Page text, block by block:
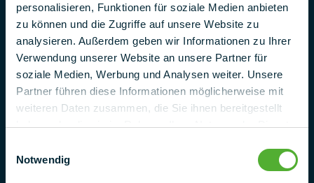
personalisieren, Funktionen für soziale Medien anbieten
zu können und die Zugriffe auf unsere Website zu
analysieren. Außerdem geben wir Informationen zu Ihrer
Verwendung unserer Website an unsere Partner für
soziale Medien, Werbung und Analysen weiter. Unsere
Partner führen diese Informationen möglicherweise mit
weiteren Daten zusammen, die Sie ihnen bereitgestellt
haben oder die sie im Rahmen Ihrer Nutzung der Dienste
Notwendig
+ 49 (0) 9225 95500
E-Mail
project@pmt.solutions
Kontaktieren